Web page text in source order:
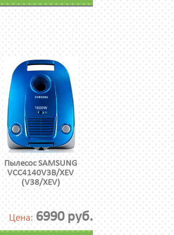
Пылесос SAMSUNG
VCC4140V3B/XEV
(V38/XEV)
Цена: 6990 руб.